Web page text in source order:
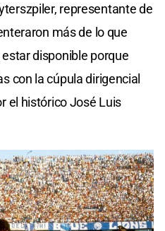
representante de
más de lo que
disponible porque
con la cúpula dirigencial
el histórico José Luis